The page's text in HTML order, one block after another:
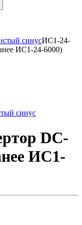
синусИС1-24-
ИС1-24-6000)
синус
DC-
ИС1-